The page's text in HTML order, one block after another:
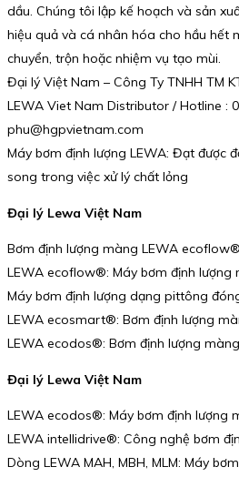
dầu. Chúng tôi lập kế hoạch và sản
hiệu quả và cá nhân hóa cho hầu hết
chuyển, trộn hoặc nhiệm vụ tạo mùi.
Đại lý Việt Nam – Công Ty TNHH TM
LEWA Viet Nam Distributor / Hotline :
phu@hgpvietnam.com
Máy bơm định lượng LEWA: Đạt được
song trong việc xử lý chất lỏng
Đại lý Lewa Việt Nam
Bơm định lượng màng LEWA ecoflow®
LEWA ecoflow®: Máy bơm định lượng
Máy bơm định lượng dạng pittông
LEWA ecosmart®: Bơm định lượng
LEWA ecodos®: Bơm định lượng
Đại lý Lewa Việt Nam
LEWA ecodos®: Máy bơm định lượng
LEWA intellidrive®: Công nghệ bơm
Dòng LEWA MAH, MBH, MLM: Máy